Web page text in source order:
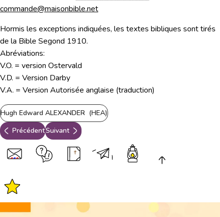
commande@maisonbible.net
Hormis les exceptions indiquées, les textes bibliques sont tirés
de la Bible Segond 1910.
Abréviations:
V.O. = version Ostervald
V.D. = Version Darby
V.A. = Version Autorisée anglaise (traduction)
Hugh Edward ALEXANDER (HEA)
PrécédentSuivant